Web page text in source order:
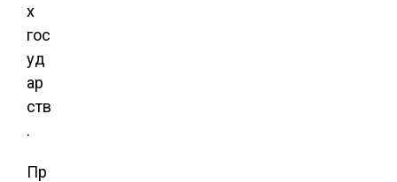
х
гос
уд
ар
ств
.
Пр